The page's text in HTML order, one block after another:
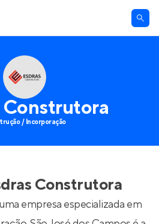
Construtora
/ Incorporação
Construtora
empresa especializada em